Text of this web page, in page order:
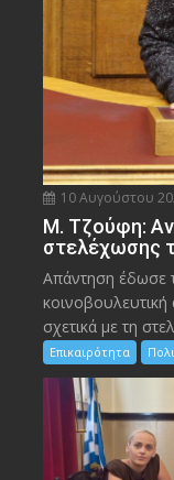
10 Αυγούστου
M. Τζούφη:
στελέχωσης
Απάντηση έδωσε
σχετικά με τη
Επικαιρότητα